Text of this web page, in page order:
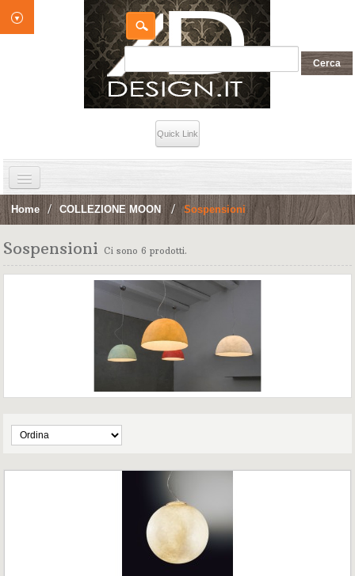
Quick Link
HOME
OUTDOOR
Home > COLLEZIONE MOON > Sospensioni
Sospensioni Ci sono 6 prodotti.